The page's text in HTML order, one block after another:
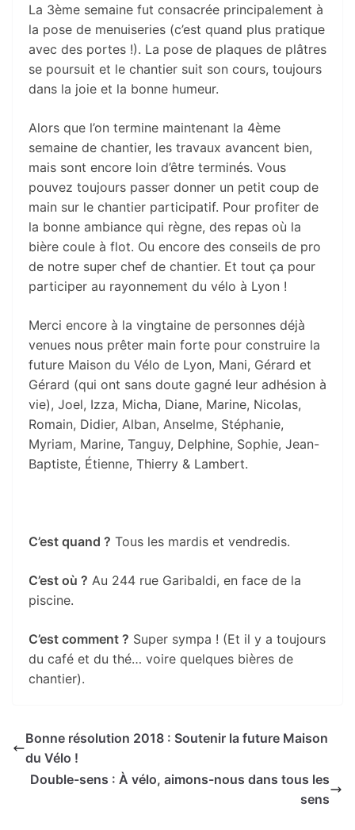
La 3ème semaine fut consacrée principalement à
la pose de menuiseries (c’est quand plus pratique
avec des portes !). La pose de plaques de plâtres
se poursuit et le chantier suit son cours, toujours
dans la joie et la bonne humeur.
Alors que l’on termine maintenant la 4ème
semaine de chantier, les travaux avancent bien,
mais sont encore loin d’être terminés. Vous
pouvez toujours passer donner un petit coup de
main sur le chantier participatif. Pour profiter de
la bonne ambiance qui règne, des repas où la
bière coule à flot. Ou encore des conseils de pro
de notre super chef de chantier. Et tout ça pour
participer au rayonnement du vélo à Lyon !
Merci encore à la vingtaine de personnes déjà
venues nous prêter main forte pour construire la
future Maison du Vélo de Lyon, Mani, Gérard et
Gérard (qui ont sans doute gagné leur adhésion à
vie), Joel, Izza, Micha, Diane, Marine, Nicolas,
Romain, Didier, Alban, Anselme, Stéphanie,
Myriam, Marine, Tanguy, Delphine, Sophie, Jean-
Baptiste, Étienne, Thierry & Lambert.
C’est quand ? Tous les mardis et vendredis.
C’est où ? Au 244 rue Garibaldi, en face de la
piscine.
C’est comment ? Super sympa ! (Et il y a toujours
du café et du thé… voire quelques bières de
chantier).
Bonne résolution 2018 : Soutenir la future Maison
du Vélo !
Double-sens : À vélo, aimons-nous dans tous les
sens